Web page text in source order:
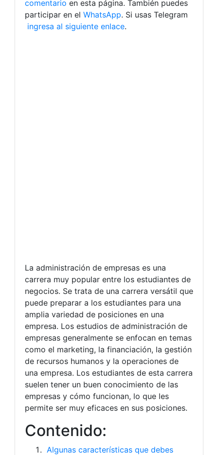
comentario en esta página. También puedes
participar en el WhatsApp. Si usas Telegram
ingresa al siguiente enlace.
La administración de empresas es una
carrera muy popular entre los estudiantes de
negocios. Se trata de una carrera versátil que
puede preparar a los estudiantes para una
amplia variedad de posiciones en una
empresa. Los estudios de administración de
empresas generalmente se enfocan en temas
como el marketing, la financiación, la gestión
de recursos humanos y la operaciones de
una empresa. Los estudiantes de esta carrera
suelen tener un buen conocimiento de las
empresas y cómo funcionan, lo que les
permite ser muy eficaces en sus posiciones.
Contenido:
Algunas características que debes